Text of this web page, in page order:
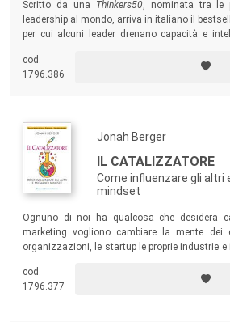
Scritto da una Thinkers50, nominata tra le
leadership al mondo, arriva in italiano il
per cui alcuni leader drenano capacità e
studio, di consigli pratici e tecniche
come diventare un vero
cod.
1796.386
Jonah Berger
IL CATALIZZATORE
Come influenzare gli altri
mindset
Ognuno di noi ha qualcosa che desidera
marketing vogliono cambiare la mente
organizzazioni, le startup le proprie industrie
unico e originale che può favorire il
per vincere gli ostacoli e una serie di tecniche
cod.
1796.377